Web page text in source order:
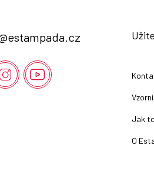
estampada.cz
Jak
O